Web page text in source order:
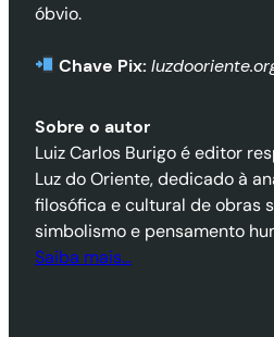
óbvio.
Chave Pix:
Sobre o autor
Luiz Carlos Burigo é editor
Luz do Oriente, dedicado à
filosófica e cultural de obras
simbolismo e pensamento
Saiba mais…